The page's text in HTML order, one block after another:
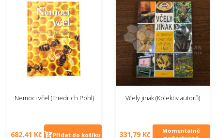
Nemoci včel (Friedrich Pohl)
682,41 Kč Přidat do košíku
Včely jinak (Kolektiv autorů)
331,79 Kč
Momentálně